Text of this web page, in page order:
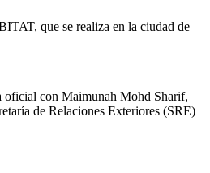
que se realiza en la ciudad de
oficial con Maimunah Mohd Sharif,
de Relaciones Exteriores (SRE)